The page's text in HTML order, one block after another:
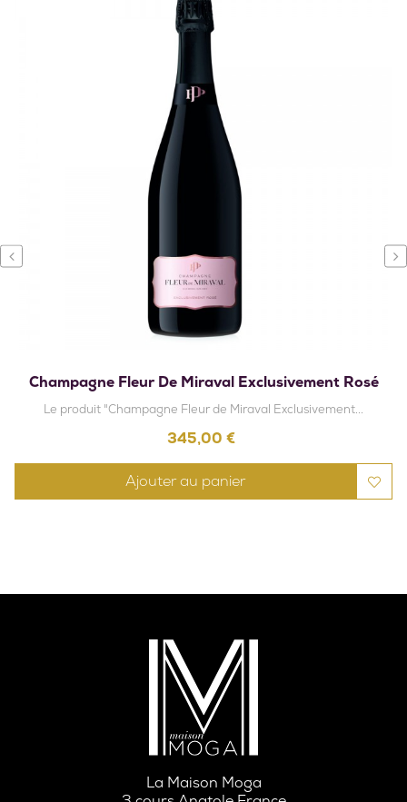
Champagne Fleur De Miraval Exclusivement Rosé
Le produit "Champagne Fleur de Miraval Exclusivement...
Prix
345,00 €
Ajouter au panier
La Maison Moga